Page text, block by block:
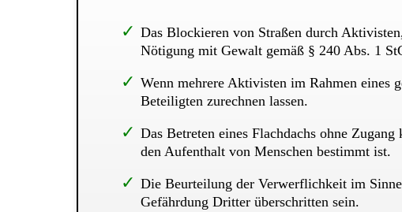
Das Blockieren von Straßen durch
Nötigung mit Gewalt gemäß § 240 Abs. 1
Wenn mehrere Aktivisten im Rahmen eines
Beteiligten zurechnen lassen.
Das Betreten eines Flachdachs ohne
den Aufenthalt von Menschen bestimmt ist.
Die Beurteilung der Verwerflichkeit im
Gefährdung Dritter überschritten sein.